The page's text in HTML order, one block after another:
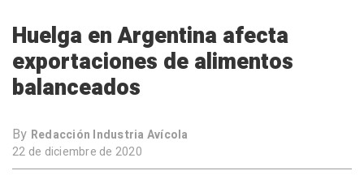
Huelga en Argentina afecta
exportaciones de alimentos
balanceados
By Redacción Industria Avícola
22 de diciembre de 2020